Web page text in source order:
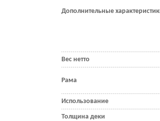
Дополнительные
Вес нетто
Рама
Использование
Толщина деки